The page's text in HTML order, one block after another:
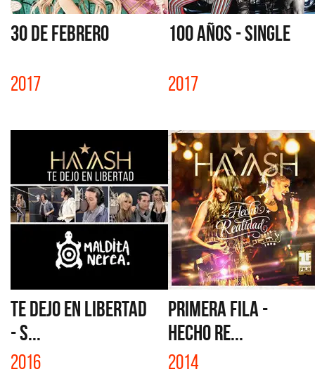
30 DE FEBRERO
2017
100 AÑOS - SINGLE
2017
TE DEJO EN LIBERTAD
- S...
2016
PRIMERA FILA -
HECHO RE...
2014